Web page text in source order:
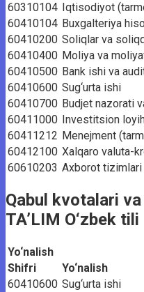
60310104 Iqtisodiyot
60410104 Buxgalteriya
60410200 Soliqlar va
60410400 Moliya va
60410500 Bank ishi va
60410600 Sug‘urta ishi
60410700 Budjet nazorati
60411000 Investitsion
60411212 Menejment
60412100 Xalqaro valuta-
60610203 Axborot
Qabul kvotalari
TA’LIM O‘zbek tili
Yo‘nalish
Shifri
Yo‘nalish
60410600 Sug‘urta ishi